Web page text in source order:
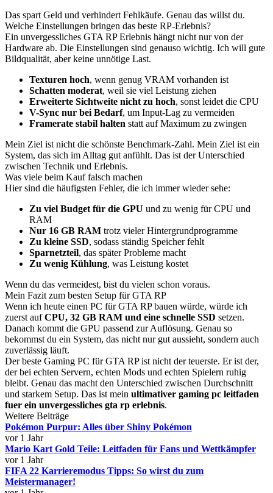
Das spart Geld und verhindert Fehlkäufe. Genau das willst du.
Welche Einstellungen bringen das beste RP-Erlebnis?
Ein unvergessliches GTA RP Erlebnis hängt nicht nur von der
Hardware ab. Die Einstellungen sind genauso wichtig. Ich will gute
Bildqualität, aber keine unnötige Last.
Texturen hoch, wenn genug VRAM vorhanden ist
Schatten moderat, weil sie viel Leistung ziehen
Erweiterte Sichtweite nicht zu hoch, sonst leidet die CPU
V-Sync nur bei Bedarf, um Input-Lag zu vermeiden
Framerate stabil halten statt auf Maximum zu zwingen
Mein Ziel ist nicht die schönste Benchmark-Zahl. Mein Ziel ist ein
System, das sich im Alltag gut anfühlt. Das ist der Unterschied
zwischen Technik und Erlebnis.
Was viele beim Kauf falsch machen
Hier sind die häufigsten Fehler, die ich immer wieder sehe:
Zu viel Budget für die GPU und zu wenig für CPU und
RAM
Nur 16 GB RAM trotz vieler Hintergrundprogramme
Zu kleine SSD, sodass ständig Speicher fehlt
Sparnetzteil, das später Probleme macht
Zu wenig Kühlung, was Leistung kostet
Wenn du das vermeidest, bist du vielen schon voraus.
Mein Fazit zum besten Setup für GTA RP
Wenn ich heute einen PC für GTA RP bauen würde, würde ich
zuerst aufCPU, 32 GB RAM und eine schnelle SSD setzen.
Danach kommt die GPU passend zur Auflösung. Genau so
bekommst du ein System, das nicht nur gut aussieht, sondern auch
zuverlässig läuft.
Der beste Gaming PC für GTA RP ist nicht der teuerste. Er ist der,
der bei echten Servern, echten Mods und echten Spielern ruhig
bleibt. Genau das macht den Unterschied zwischen Durchschnitt
und starkem Setup. Das ist mein ultimativer gaming pc leitfaden
fuer ein unvergessliches gta rp erlebnis.
Weitere Beiträge
Pokémon Purpur: Alles über Shiny Pokémon
vor 1 Jahr
Mario Kart Gold Teile: Leitfaden für Fans und Wettkämpfer
vor 1 Jahr
FIFA 22 Karrieremodus Tipps: So wirst du zum
Meistermanager!